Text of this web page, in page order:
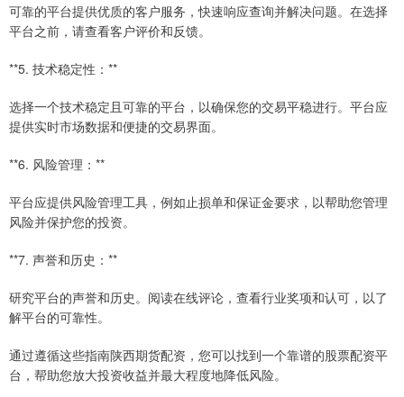
可靠的平台提供优质的客户服务，快速响应查询并解决问题。在选择
平台之前，请查看客户评价和反馈。
**5. 技术稳定性：**
选择一个技术稳定且可靠的平台，以确保您的交易平稳进行。平台应
提供实时市场数据和便捷的交易界面。
**6. 风险管理：**
平台应提供风险管理工具，例如止损单和保证金要求，以帮助您管理
风险并保护您的投资。
**7. 声誉和历史：**
研究平台的声誉和历史。阅读在线评论，查看行业奖项和认可，以了
解平台的可靠性。
通过遵循这些指南陕西期货配资，您可以找到一个靠谱的股票配资平
台，帮助您放大投资收益并最大程度地降低风险。